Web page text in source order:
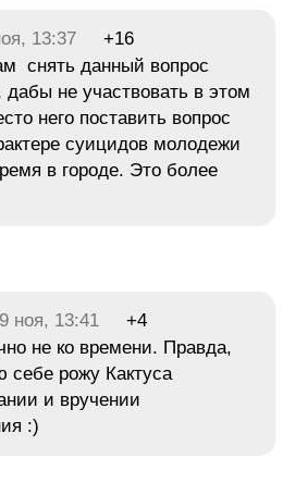
13:37
+16
снять данный вопрос
дабы не участвовать в этом
него поставить вопрос
суицидов молодежи
в городе. Это более
ноя, 13:41
+4
не ко времени. Правда,
себе рожу Кактуса
и вручении
:)